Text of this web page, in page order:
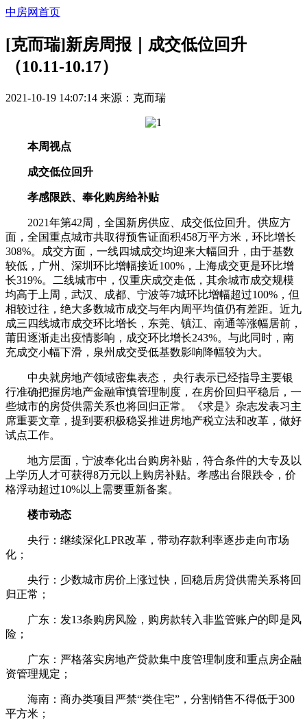
中房网首页
[克而瑞]新房周报｜成交低位回升
（10.11-10.17）
2021-10-19 14:07:14 来源： 克而瑞
本周视点
成交低位回升
孝感限跌、奉化购房给补贴
2021年第42周，全国新房供应、成交低位回升。供应方
面，全国重点城市共取得预售证面积458万平方米，环比增长
308%。成交方面，一线四城成交均迎来大幅回升，由于基数
较低，广州、深圳环比增幅接近100%，上海成交更是环比增
长319%。二线城市中，仅重庆成交走低，其余城市成交规模
均高于上周，武汉、成都、宁波等7城环比增幅超过100%，但
相较过往，绝大多数城市成交与年内周平均值仍有差距。近九
成三四线城市成交环比增长，东莞、镇江、南通等涨幅居前，
莆田逐渐走出疫情影响，成交环比增长243%。与此同时，南
充成交小幅下滑，泉州成交受低基数影响降幅较为大。
中央就房地产领域密集表态， 央行表示已经指导主要银
行准确把握房地产金融审慎管理制度，在房价回归平稳后，一
些城市的房贷供需关系也将回归正常。《求是》杂志发表习主
席重要文章，提到要积极稳妥推进房地产税立法和改革，做好
试点工作。
地方层面，宁波奉化出台购房补贴，符合条件的大专及以
上学历人才可获得8万元以上购房补贴。孝感出台限跌令，价
格浮动超过10%以上需要重新备案。
楼市动态
央行：继续深化LPR改革，带动存款利率逐步走向市场
化；
央行：少数城市房价上涨过快，回稳后房贷供需关系将回
归正常；
广东：发13条购房风险，购房款转入非监管账户的即是风
险；
广东：严格落实房地产贷款集中度管理制度和重点房企融
资管理规定；
海南：商办类项目严禁“类住宅”，分割销售不得低于300
平方米；